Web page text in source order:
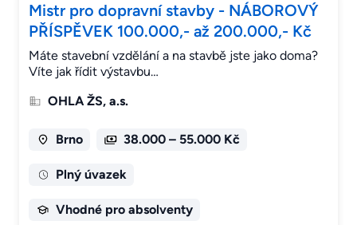
Mistr pro dopravní stavby - NÁBOROVÝ
PŘÍSPĚVEK 100.000,- až 200.000,- Kč
Máte stavební vzdělání a na stavbě jste jako doma?
Víte jak řídit výstavbu…
OHLA ŽS, a.s.
Brno 38.000 – 55.000 Kč
Plný úvazek
Vhodné pro absolventy